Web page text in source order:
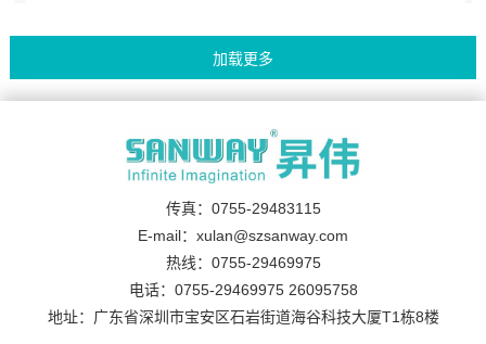
传真：0755-29483115
E-mail：xulan@szsanway.com
热线：0755-29469975
电话：0755-29469975 26095758
地址：广东省深圳市宝安区石岩街道海谷科技大厦T1栋8楼